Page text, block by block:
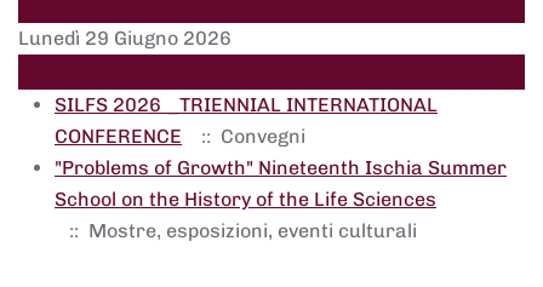
Lunedì 29 Giugno 2026
SILFS 2026 _TRIENNIAL INTERNATIONAL
CONFERENCE
:: Convegni
"Problems of Growth" Nineteenth Ischia Summer
School on the History of the Life Sciences
:: Mostre, esposizioni, eventi culturali